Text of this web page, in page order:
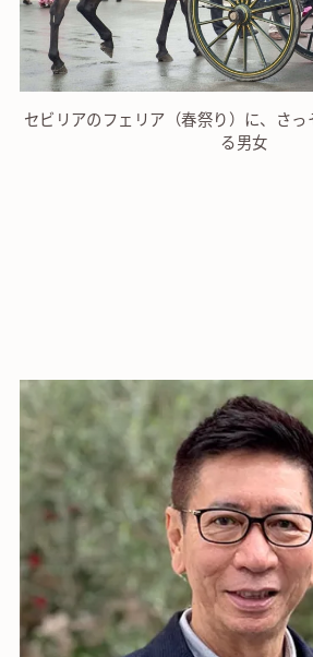
セビリアのフェリア（春祭り）に、さ
る男女